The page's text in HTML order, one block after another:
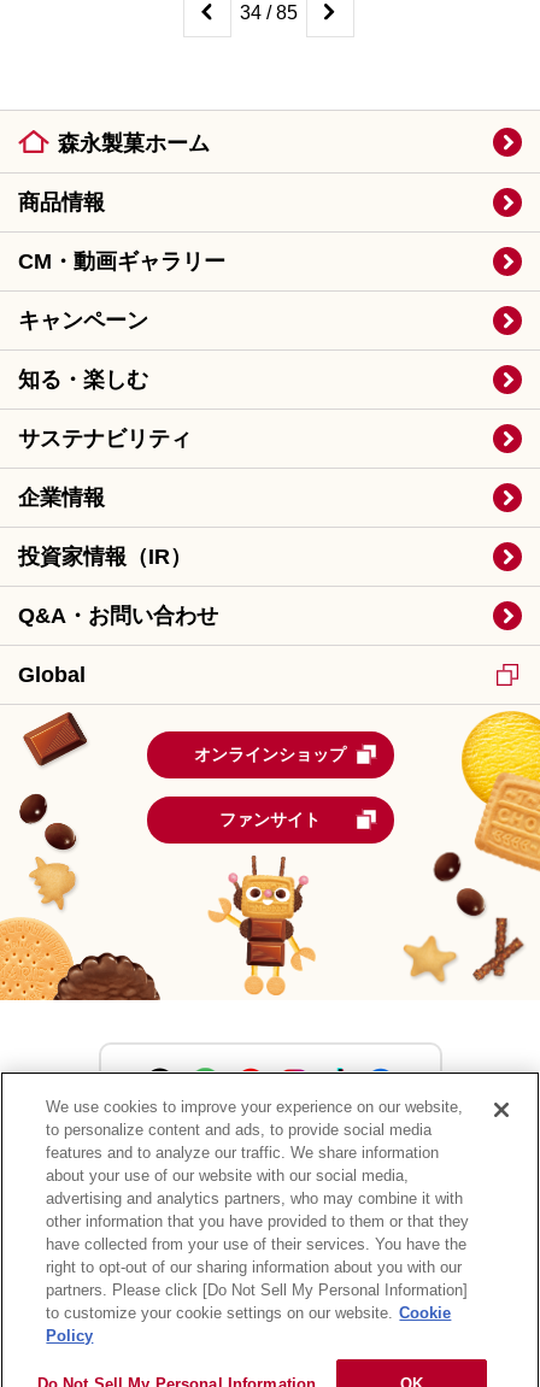
34 / 85
森永製菓ホーム
商品情報
CM・動画ギャラリー
キャンペーン
知る・楽しむ
サステナビリティ
企業情報
投資家情報（IR）
Q&A・お問い合わせ
Global
オンラインショップ
ファンサイト
森永製菓公式アカウント一覧
サイトマップ RSSの配信について
プライバシーポリシー
ウェブアクセシビリティ
ご利用規約 リンク
We use cookies to improve your experience on our website,
to personalize content and ads, to provide social media
features and to analyze our traffic. We share information
about your use of our website with our social media,
advertising and analytics partners, who may combine it with
other information that you have provided to them or that they
have collected from your use of their services. You have the
right to opt-out of our sharing information about you with our
partners. Please click [Do Not Sell My Personal Information]
to customize your cookie settings on our website. Cookie
Policy